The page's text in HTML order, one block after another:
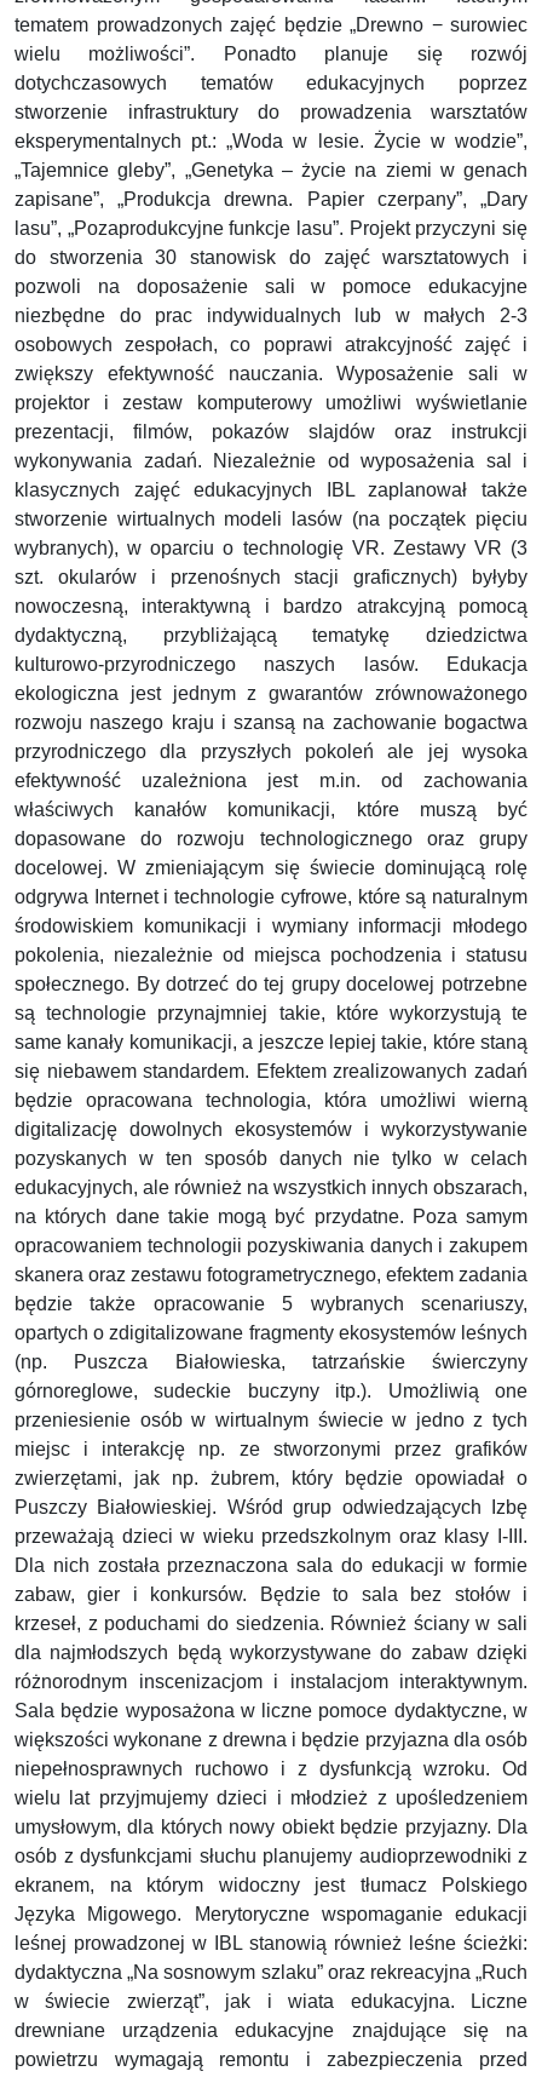
tematem prowadzonych zajęć będzie „Drewno − surowiec
wielu możliwości”. Ponadto planuje się rozwój
dotychczasowych tematów edukacyjnych poprzez
stworzenie infrastruktury do prowadzenia warsztatów
eksperymentalnych pt.: „Woda w lesie. Życie w wodzie”,
„Tajemnice gleby”, „Genetyka – życie na ziemi w genach
zapisane”, „Produkcja drewna. Papier czerpany”, „Dary
lasu”, „Pozaprodukcyjne funkcje lasu”. Projekt przyczyni się
do stworzenia 30 stanowisk do zajęć warsztatowych i
pozwoli na doposażenie sali w pomoce edukacyjne
niezbędne do prac indywidualnych lub w małych 2-3
osobowych zespołach, co poprawi atrakcyjność zajęć i
zwiększy efektywność nauczania. Wyposażenie sali w
projektor i zestaw komputerowy umożliwi wyświetlanie
prezentacji, filmów, pokazów slajdów oraz instrukcji
wykonywania zadań. Niezależnie od wyposażenia sal i
klasycznych zajęć edukacyjnych IBL zaplanował także
stworzenie wirtualnych modeli lasów (na początek pięciu
wybranych), w oparciu o technologię VR. Zestawy VR (3
szt. okularów i przenośnych stacji graficznych) byłyby
nowoczesną, interaktywną i bardzo atrakcyjną pomocą
dydaktyczną, przybliżającą tematykę dziedzictwa
kulturowo-przyrodniczego naszych lasów. Edukacja
ekologiczna jest jednym z gwarantów zrównoważonego
rozwoju naszego kraju i szansą na zachowanie bogactwa
przyrodniczego dla przyszłych pokoleń ale jej wysoka
efektywność uzależniona jest m.in. od zachowania
właściwych kanałów komunikacji, które muszą być
dopasowane do rozwoju technologicznego oraz grupy
docelowej. W zmieniającym się świecie dominującą rolę
odgrywa Internet i technologie cyfrowe, które są naturalnym
środowiskiem komunikacji i wymiany informacji młodego
pokolenia, niezależnie od miejsca pochodzenia i statusu
społecznego. By dotrzeć do tej grupy docelowej potrzebne
są technologie przynajmniej takie, które wykorzystują te
same kanały komunikacji, a jeszcze lepiej takie, które staną
się niebawem standardem. Efektem zrealizowanych zadań
będzie opracowana technologia, która umożliwi wierną
digitalizację dowolnych ekosystemów i wykorzystywanie
pozyskanych w ten sposób danych nie tylko w celach
edukacyjnych, ale również na wszystkich innych obszarach,
na których dane takie mogą być przydatne. Poza samym
opracowaniem technologii pozyskiwania danych i zakupem
skanera oraz zestawu fotogrametrycznego, efektem zadania
będzie także opracowanie 5 wybranych scenariuszy,
opartych o zdigitalizowane fragmenty ekosystemów leśnych
(np. Puszcza Białowieska, tatrzańskie świerczyny
górnoreglowe, sudeckie buczyny itp.). Umożliwią one
przeniesienie osób w wirtualnym świecie w jedno z tych
miejsc i interakcję np. ze stworzonymi przez grafików
zwierzętami, jak np. żubrem, który będzie opowiadał o
Puszczy Białowieskiej. Wśród grup odwiedzających Izbę
przeważają dzieci w wieku przedszkolnym oraz klasy I-III.
Dla nich została przeznaczona sala do edukacji w formie
zabaw, gier i konkursów. Będzie to sala bez stołów i
krzeseł, z poduchami do siedzenia. Również ściany w sali
dla najmłodszych będą wykorzystywane do zabaw dzięki
różnorodnym inscenizacjom i instalacjom interaktywnym.
Sala będzie wyposażona w liczne pomoce dydaktyczne, w
większości wykonane z drewna i będzie przyjazna dla osób
niepełnosprawnych ruchowo i z dysfunkcją wzroku. Od
wielu lat przyjmujemy dzieci i młodzież z upośledzeniem
umysłowym, dla których nowy obiekt będzie przyjazny. Dla
osób z dysfunkcjami słuchu planujemy audioprzewodniki z
ekranem, na którym widoczny jest tłumacz Polskiego
Języka Migowego. Merytoryczne wspomaganie edukacji
leśnej prowadzonej w IBL stanowią również leśne ścieżki:
dydaktyczna „Na sosnowym szlaku” oraz rekreacyjna „Ruch
w świecie zwierząt”, jak i wiata edukacyjna. Liczne
drewniane urządzenia edukacyjne znajdujące się na
powietrzu wymagają remontu i zabezpieczenia przed